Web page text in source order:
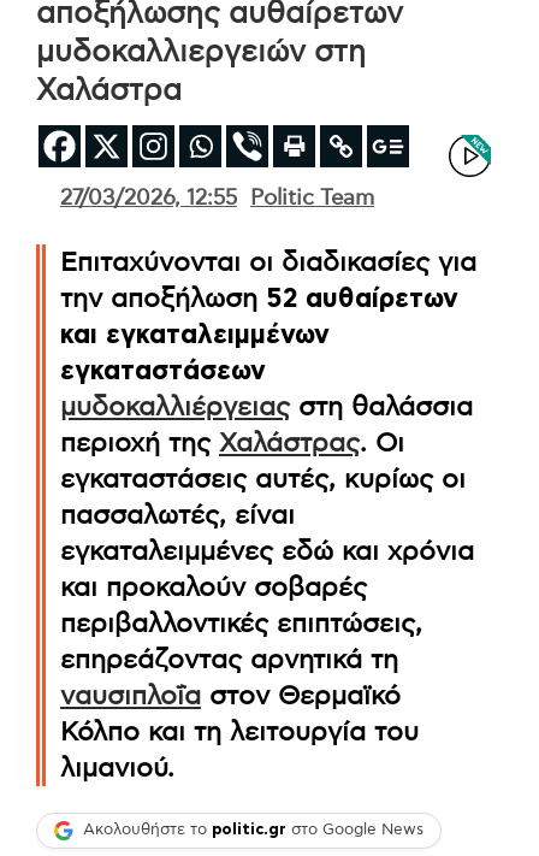
αποξήλωσης αυθαίρετων
μυδοκαλλιεργειών στη
Χαλάστρα
27/03/2026, 12:55 Politic Team
Επιταχύνονται οι διαδικασίες για
την αποξήλωση 52 αυθαίρετων
και εγκαταλειμμένων
εγκαταστάσεων
μυδοκαλλιέργειαςστη θαλάσσια
περιοχή της Χαλάστρας. Οι
εγκαταστάσεις αυτές, κυρίως οι
πασσαλωτές, είναι
εγκαταλειμμένες εδώ και χρόνια
και προκαλούν σοβαρές
περιβαλλοντικές επιπτώσεις,
επηρεάζοντας αρνητικά τη
ναυσιπλοΐα στον Θερμαϊκό
Κόλπο και τη λειτουργία του
λιμανιού.
Ακολουθήστε το politic.gr στο Google News